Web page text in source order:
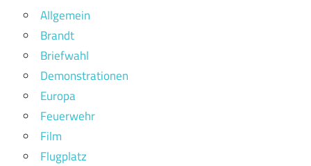
Allgemein
Brandt
Briefwahl
Demonstrationen
Europa
Feuerwehr
Film
Flugplatz